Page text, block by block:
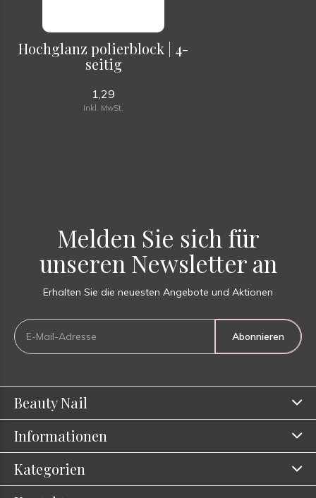
Hochglanz polierblock | 4-
seitig
1,29
Inkl. MwSt.
Melden Sie sich für
unseren Newsletter an
Erhalten Sie die neuesten Angebote und Aktionen
Abonnieren
Beauty Nail
Informationen
Kategorien